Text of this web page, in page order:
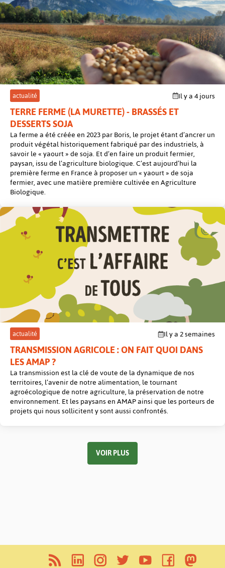
post
actualité Il y a 4 jours
TERRE FERME (LA MURETTE) - BRASSÉS ET
DESSERTS SOJA
La ferme a été créée en 2023 par Boris, le projet étant d’ancrer un
produit végétal historiquement fabriqué par des industriels, à
savoir le « yaourt » de soja. Et d’en faire un produit fermier,
paysan, issu de l’agriculture biologique. C’est aujourd’hui la
première ferme en France à proposer un « yaourt » de soja
fermier, avec une matière première cultivée en Agriculture
Biologique.
actualité Il y a 2 semaines
TRANSMISSION AGRICOLE : ON FAIT QUOI DANS
LES AMAP ?
La transmission est la clé de voute de la dynamique de nos
territoires, l’avenir de notre alimentation, le tournant
agroécologique de notre agriculture, la préservation de notre
environnement. Et les paysans en AMAP ainsi que les porteurs de
projets qui nous sollicitent y sont aussi confrontés.
VOIR PLUS